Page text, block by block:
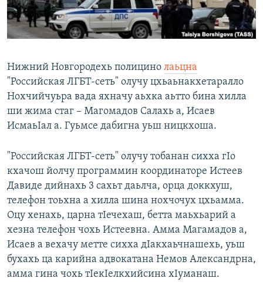
Нижний Новгородехь полицино лаьцна
"Российская ЛГБТ-сеть" олучу цхьаьнакхетаралло
Нохчийчуьра вада яхначу аьхка аьтто бина хилла
ши жима стаг – Магомадов Салахь а, Исаев
ИсмаьIал а. Гуьмсе дабигна уьш ницкхоша.
"Российская ЛГБТ-сеть" олучу тобанан сихха гIо
кхачош йолчу программин координаторе Истеев
Давиде дийнахь 3 сахьт даьлча, орца доккхуш,
телефон тоьхна а хилла шина нохчочух цхьамма.
Оцу хенахь, царна тIечехаш, бетта маьхьарий а
хезна телефон чохь Истеевна. Амма Магамадов а,
Исаев а вехачу метте сихха дIакхаьчнашехь, уьш
бухахь ца карийна адвокатана Немов Александрна,
амма гина чохь тIекIелкхийсина хIуманаш.